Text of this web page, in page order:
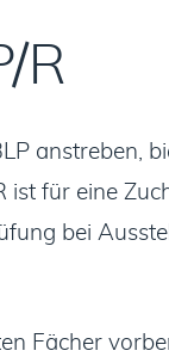
R
anstreben,
für eine
bei
Fächer